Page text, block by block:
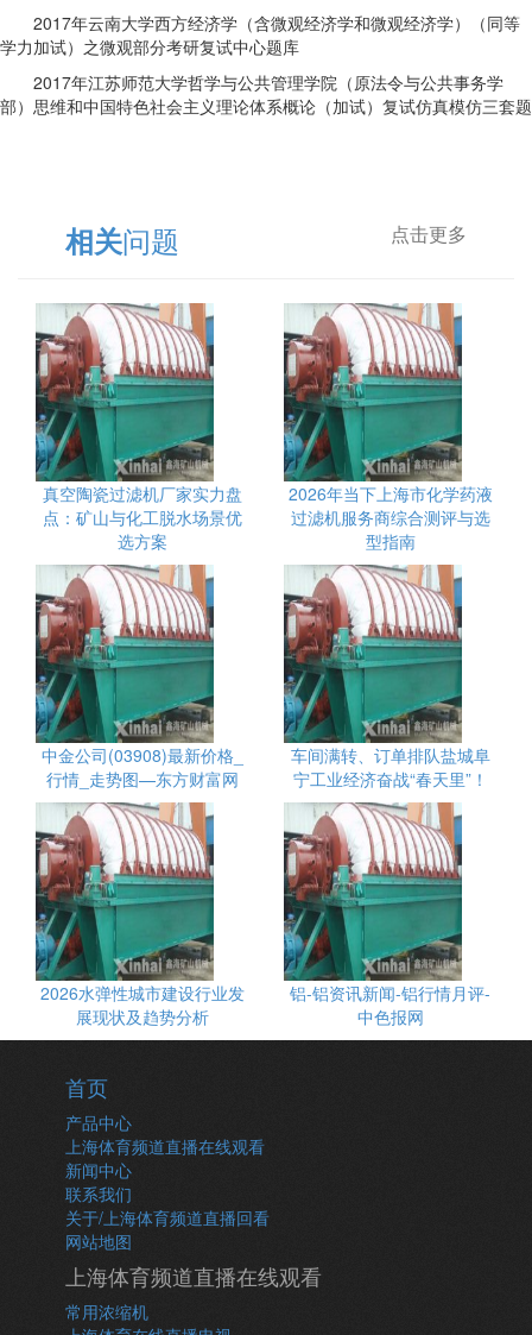
2017年云南大学西方经济学（含微观经济学和微观经济学）（同等
学力加试）之微观部分考研复试中心题库
2017年江苏师范大学哲学与公共管理学院（原法令与公共事务学
部）思维和中国特色社会主义理论体系概论（加试）复试仿真模仿三套题
相关问题 点击更多
真空陶瓷过滤机厂家实力盘
点：矿山与化工脱水场景优
选方案
2026年当下上海市化学药液
过滤机服务商综合测评与选
型指南
中金公司(03908)最新价格_
行情_走势图—东方财富网
车间满转、订单排队盐城阜
宁工业经济奋战“春天里”！
2026水弹性城市建设行业发
展现状及趋势分析
铝-铝资讯新闻-铝行情月评-
中色报网
首页
产品中心
上海体育频道直播在线观看
新闻中心
联系我们
关于/上海体育频道直播回看
网站地图
上海体育频道直播在线观看
常用浓缩机